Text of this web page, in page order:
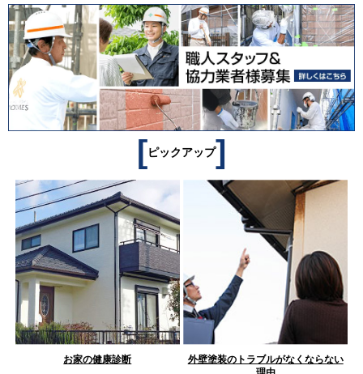
[ピックアップ]
お家の健康診断
外壁塗装のトラブルがなくならない